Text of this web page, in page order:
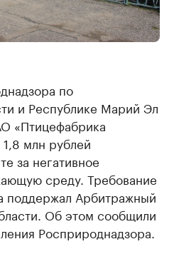
по
и Республике Марий Эл
«Птицефабрика
млн рублей
за негативное
среду. Требование
поддержал Арбитражный
Об этом сообщили
Росприроднадзора.